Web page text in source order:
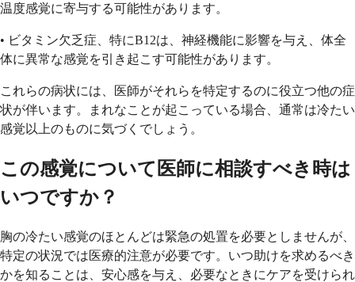
温度感覚に寄与する可能性があります。
• ビタミン欠乏症、特にB12は、神経機能に影響を与え、体全
体に異常な感覚を引き起こす可能性があります。
これらの病状には、医師がそれらを特定するのに役立つ他の症
状が伴います。まれなことが起こっている場合、通常は冷たい
感覚以上のものに気づくでしょう。
この感覚について医師に相談すべき時は
いつですか？
胸の冷たい感覚のほとんどは緊急の処置を必要としませんが、
特定の状況では医療的注意が必要です。いつ助けを求めるべき
かを知ることは、安心感を与え、必要なときにケアを受けられ